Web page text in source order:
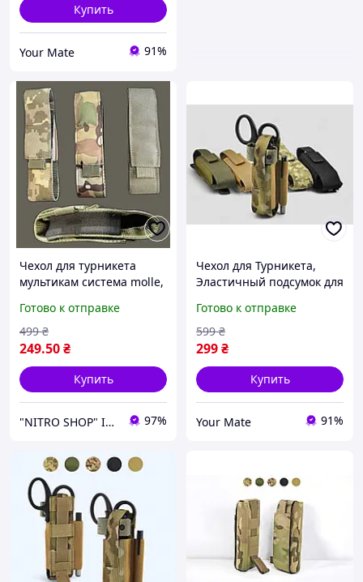
Купить
Your Mate 91%
Чехол для турникета
мультикам система molle,
жгута чехол под турникет
Готово к отправке
249.50₴
499 ₴
Купить
"NITRO SHOP" Інтернет магазин 97%
Чехол для Турникета,
Эластичный подсумок для
Готово к отправке
299₴
599 ₴
Купить
Your Mate 91%